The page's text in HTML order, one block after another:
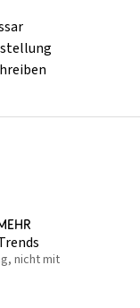
nicht mit